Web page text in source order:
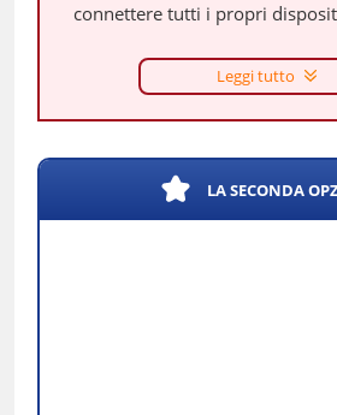
connettere tutti i propri
Leggi tutto
LA SECONDA